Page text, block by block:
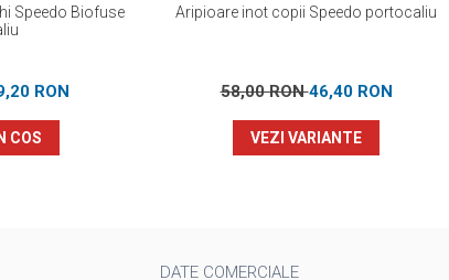
Speedo Biofuse
RON
COS
Aripioare inot copii Speedo portocaliu
58,00 RON46,40 RON
VEZI VARIANTE
DATE COMERCIALE